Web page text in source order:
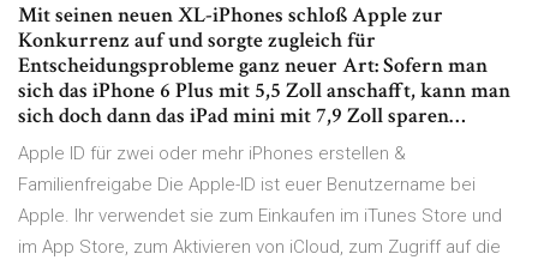
Mit seinen neuen XL-iPhones schloß Apple zur
Konkurrenz auf und sorgte zugleich für
Entscheidungsprobleme ganz neuer Art: Sofern man
sich das iPhone 6 Plus mit 5,5 Zoll anschafft, kann man
sich doch dann das iPad mini mit 7,9 Zoll sparen…
Apple ID für zwei oder mehr iPhones erstellen &
Familienfreigabe Die Apple-ID ist euer Benutzername bei
Apple. Ihr verwendet sie zum Einkaufen im iTunes Store und
im App Store, zum Aktivieren von iCloud, zum Zugriff auf die